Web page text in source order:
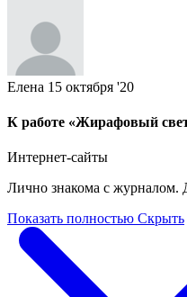
Елена 15 октября '20
К работе «Жирафовый
Интернет-сайты
Лично знакома с журналом.
Показать полностью Скрыть